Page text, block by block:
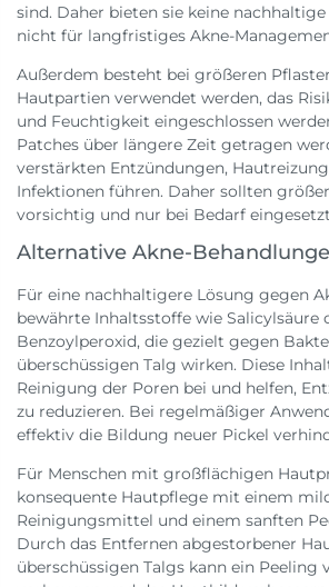
sind. Daher bieten sie keine
nicht für langfristiges Akne-
Außerdem besteht bei größeren
Hautpartien verwendet werden, das
und Feuchtigkeit eingeschlossen
Patches über längere Zeit getragen
verstärkten Entzündungen,
Infektionen führen. Daher sollten
vorsichtig und nur bei Bedarf
Alternative Akne-
Für eine nachhaltigere Lösung gegen
bewährte Inhaltsstoffe wie Salicylsäure
Benzoylperoxid, die gezielt gegen
überschüssigen Talg wirken. Diese
Reinigung der Poren bei und helfen,
zu reduzieren. Bei regelmäßiger
effektiv die Bildung neuer Pickel
Für Menschen mit großflächigen
konsequente Hautpflege mit einem
Reinigungsmittel und einem sanften
Durch das Entfernen abgestorbener
überschüssigen Talgs kann ein Peeling